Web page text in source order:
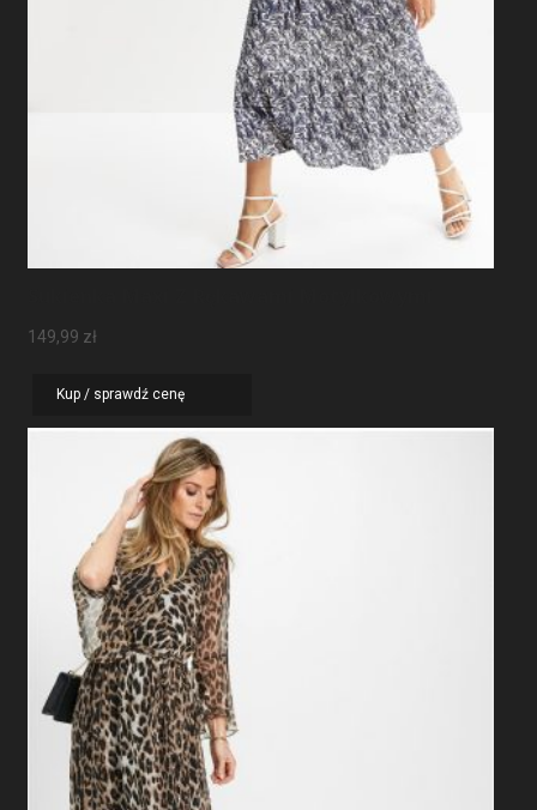
149,99 zł
Kup / sprawdź cenę